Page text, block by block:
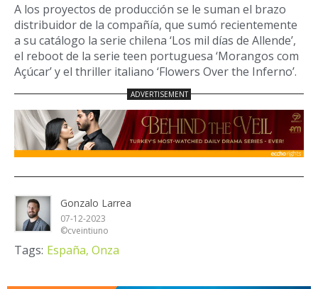
A los proyectos de producción se le suman el brazo
distribuidor de la compañía, que sumó recientemente
a su catálogo la serie chilena ‘Los mil días de Allende’,
el reboot de la serie teen portuguesa ‘Morangos com
Açúcar’ y el thriller italiano ‘Flowers Over the Inferno’.
Gonzalo Larrea
07-12-2023
©cveintiuno
Tags: España, Onza